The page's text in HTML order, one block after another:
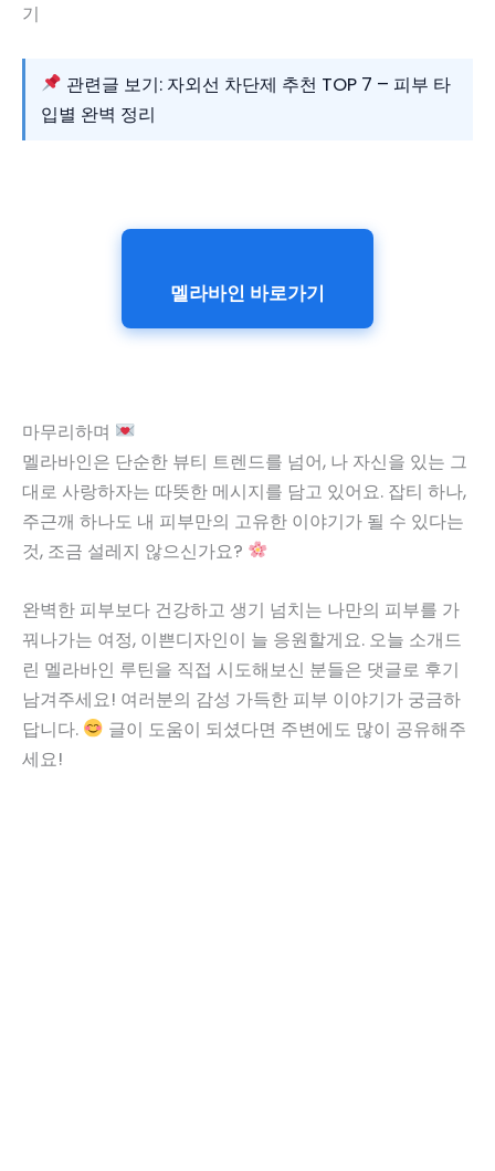
기
관련글 보기: 자외선 차단제 추천 TOP 7 – 피부 타
입별 완벽 정리
멜라바인 바로가기
마무리하며
멜라바인은 단순한 뷰티 트렌드를 넘어, 나 자신을 있는 그
대로 사랑하자는 따뜻한 메시지를 담고 있어요. 잡티 하나,
주근깨 하나도 내 피부만의 고유한 이야기가 될 수 있다는
것, 조금 설레지 않으신가요?
완벽한 피부보다 건강하고 생기 넘치는 나만의 피부를 가
꿔나가는 여정, 이쁜디자인이 늘 응원할게요. 오늘 소개드
린 멜라바인 루틴을 직접 시도해보신 분들은 댓글로 후기
남겨주세요! 여러분의 감성 가득한 피부 이야기가 궁금하
답니다.
글이 도움이 되셨다면 주변에도 많이 공유해주
세요!